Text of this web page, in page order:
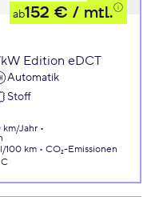
ab152 € / mtl.
Edition eDCT
Automatik
Stoff
km/Jahr
100 km
CO₂-Emissionen
C